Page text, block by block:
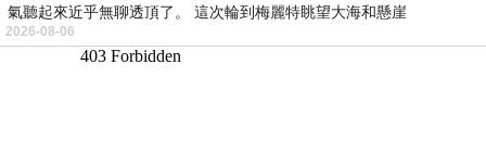
氣聽起來近乎無聊透頂了。 這次輪到梅麗特眺望大海和懸崖
2026-08-06